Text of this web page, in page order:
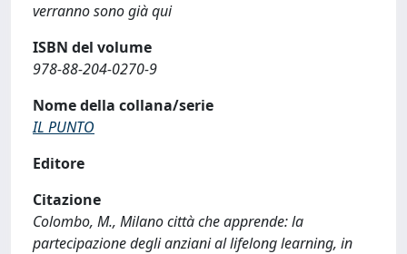
verranno sono già qui
ISBN del volume
978-88-204-0270-9
Nome della collana/serie
IL PUNTO
Editore
Citazione
Colombo, M., Milano città che apprende: la
partecipazione degli anziani al lifelong learning, in